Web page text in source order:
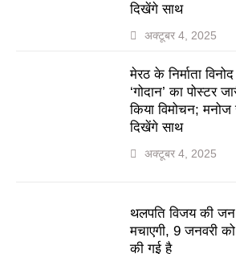
दिखेंगे साथ
अक्टूबर 4, 2025
मेरठ के निर्माता
‘गोदान’ का पोस्टर
किया विमोचन; मनोज
दिखेंगे साथ
अक्टूबर 4, 2025
थलपति विजय की
मचाएगी, 9 जनवरी
की गई है